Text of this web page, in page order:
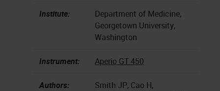
Institute:
Department of Medicine,
Georgetown University,
Washington
Instrument: Aperio GT 450
Authors:
Smith JP, Cao H,